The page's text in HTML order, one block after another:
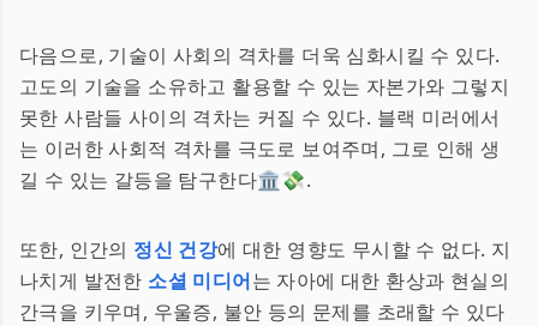
다음으로, 기술이 사회의 격차를 더욱 심화시킬 수 있다.
고도의 기술을 소유하고 활용할 수 있는 자본가와 그렇지
못한 사람들 사이의 격차는 커질 수 있다. 블랙 미러에서
는 이러한 사회적 격차를 극도로 보여주며, 그로 인해 생
길 수 있는 갈등을 탐구한다🏛️💸.
또한, 인간의 정신 건강에 대한 영향도 무시할 수 없다. 지
나치게 발전한 소셜 미디어는 자아에 대한 환상과 현실의
간극을 키우며, 우울증, 불안 등의 문제를 초래할 수 있다